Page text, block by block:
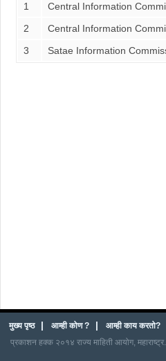
1
Central Information
2
Central Information
3
Satae Information
मुख्य पृष्ठ | आम्ही कोण ? | आम्ही काय करतो?
प्रकाशन हक्क २०१४ राज्य माहिती आयोग,